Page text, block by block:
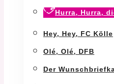
Hurra, Hurra,
Hey, Hey, FC Kölle
Olé, Olé, DFB
Der